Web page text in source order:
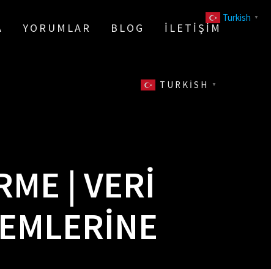
YORUMLAR BLOG İLETIŞIM
TURKISH ▼
| VERI
Turkish ▼